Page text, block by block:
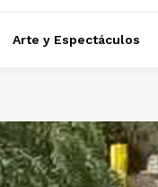
Arte y Espectáculos